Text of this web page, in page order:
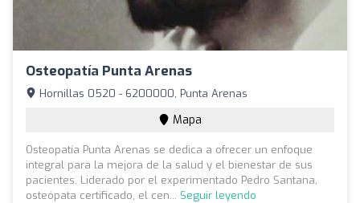
Osteopatía Punta Arenas
Hornillas 0520 - 6200000, Punta Arenas
Mapa
Osteopatía Punta Arenas se dedica a ofrecer un enfoque
integral para la mejora de la salud y el bienestar de sus
pacientes. Liderado por el experimentado Pedro Santana,
osteópata certificado, el cen... Seguir leyendo